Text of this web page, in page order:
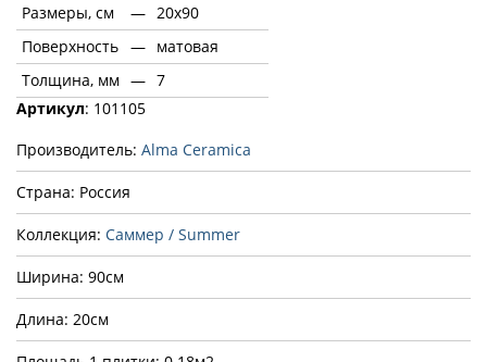
Размеры, см
— 20x90
Поверхность — матовая
Толщина, мм — 7
Артикул: 101105
Производитель: Alma Ceramica
Страна: Россия
Коллекция: Саммер / Summer
Ширина: 90см
Длина: 20см